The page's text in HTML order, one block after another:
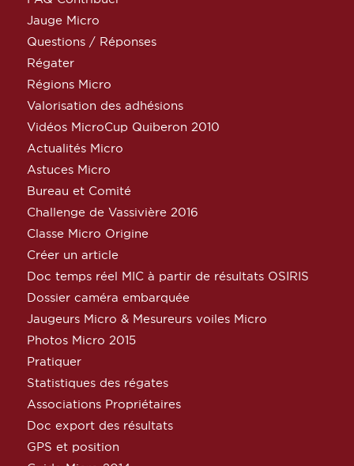
Jauge Micro
Questions / Réponses
Régater
Régions Micro
Valorisation des adhésions
Vidéos MicroCup Quiberon 2010
Actualités Micro
Astuces Micro
Bureau et Comité
Challenge de Vassivière 2016
Classe Micro Origine
Créer un article
Doc temps réel MIC à partir de résultats OSIRIS
Dossier caméra embarquée
Jaugeurs Micro & Mesureurs voiles Micro
Photos Micro 2015
Pratiquer
Statistiques des régates
Associations Propriétaires
Doc export des résultats
GPS et position